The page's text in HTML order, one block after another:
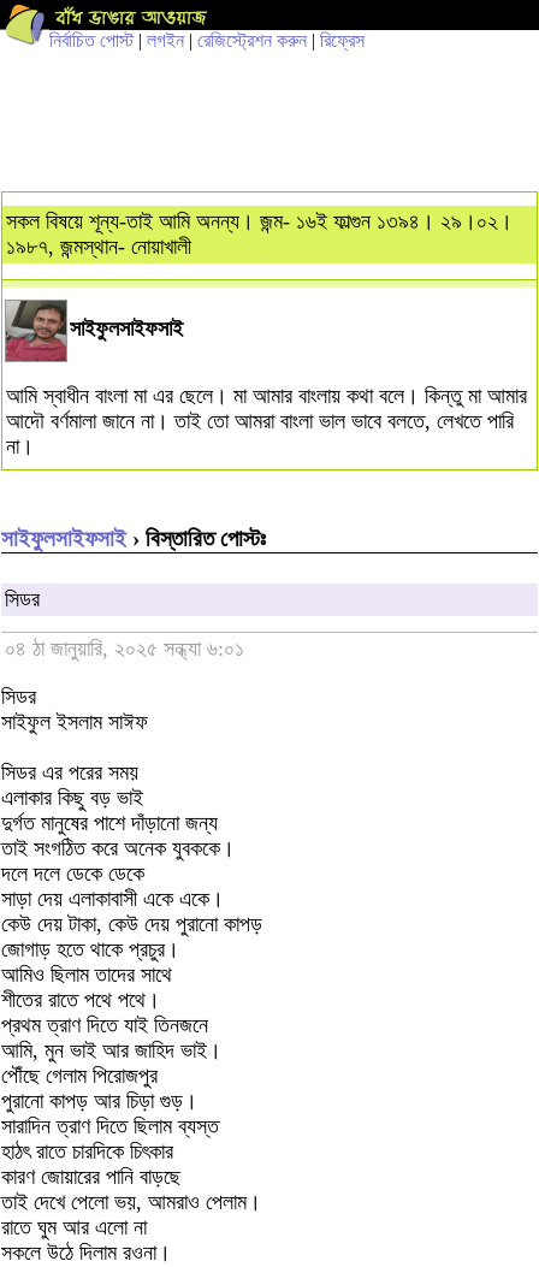
নির্বাচিত পোস্ট| লগইন | রেজিস্ট্রেশন করুন | রিফ্রেস
সকল বিষয়ে শূন্য-তাই আমি অনন্য। জন্ম- ১৬ই ফাল্গুন ১৩৯৪। ২৯।০২।
১৯৮৭, জন্মস্থান- নোয়াখালী
সাইফুলসাইফসাই
আমি স্বাধীন বাংলা মা এর ছেলে। মা আমার বাংলায় কথা বলে। কিন্তু মা আমার
আদৌ বর্ণমালা জানে না। তাই তো আমরা বাংলা ভাল ভাবে বলতে, লেখতে পারি
না।
সাইফুলসাইফসাই› বিস্তারিত পোস্টঃ
সিডর
০৪ ঠা জানুয়ারি, ২০২৫ সন্ধ্যা ৬:০১
সিডর
সাইফুল ইসলাম সাঈফ
সিডর এর পরের সময়
এলাকার কিছু বড় ভাই
দুর্গত মানুষের পাশে দাঁড়ানো জন্য
তাই সংগঠিত করে অনেক যুবককে।
দলে দলে ডেকে ডেকে
সাড়া দেয় এলাকাবাসী একে একে।
কেউ দেয় টাকা, কেউ দেয় পুরানো কাপড়
জোগাড় হতে থাকে প্রচুর।
আমিও ছিলাম তাদের সাথে
শীতের রাতে পথে পথে।
প্রথম ত্রাণ দিতে যাই তিনজনে
আমি, মুন ভাই আর জাহিদ ভাই।
পৌঁছে গেলাম পিরোজপুর
পুরানো কাপড় আর চিড়া গুড়।
সারাদিন ত্রাণ দিতে ছিলাম ব্যস্ত
হাঠৎ রাতে চারদিকে চিৎকার
কারণ জোয়ারের পানি বাড়ছে
তাই দেখে পেলো ভয়, আমরাও পেলাম।
রাতে ঘুম আর এলো না
সকলে উঠে দিলাম রওনা।